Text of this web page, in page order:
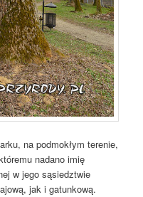
na podmokłym terenie,
nadano imię
w jego sąsiedztwie
jak i gatunkową.